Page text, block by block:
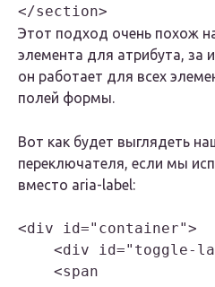
</section>
Этот подход очень похож
элемента для атрибута, за
он работает для всех
полей формы.
Вот как будет выглядеть
переключателя, если мы
вместо aria-label:
<div id="container">
<div id="toggle-
    <span